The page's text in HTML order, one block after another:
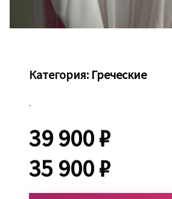
Категория: Греческие
.
39 900 ₽
35 900 ₽